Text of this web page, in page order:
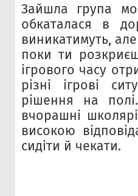
Зайшла група
обкаталася в
виникатимуть,
поки ти
ігрового часу
різні ігрові
рішення на
вчорашні
високою
сидіти й чекати.